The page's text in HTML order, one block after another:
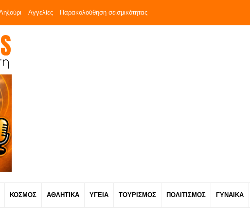
Αγγελίες Παρακολούθηση σεισμικότητας
ΚΟΣΜΟΣ ΑΘΛΗΤΙΚΑ ΥΓΕΙΑ ΤΟΥΡΙΣΜΟΣ ΠΟΛΙΤΙΣΜΟΣ ΓΥΝΑΙΚΑ